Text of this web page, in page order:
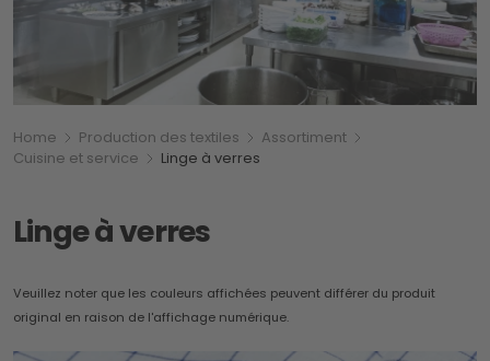
Breadcrumb
Vous êtes ici:
Home Production des textiles
Assortiment
Cuisine et service
Linge à verres
Linge à verres
Veuillez noter que les couleurs affichées peuvent différer du produit
original en raison de l'affichage numérique.